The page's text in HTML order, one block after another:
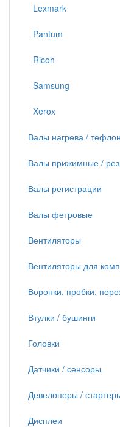
Lexmark
Pantum
Ricoh
Samsung
Xerox
Валы нагрева /
Валы прижимные /
Валы регистрации
Валы фетровые
Вентиляторы
Вентиляторы для
Воронки, пробки,
Втулки / бушинги
Головки
Датчики / сенсоры
Девелоперы /
Дисплеи